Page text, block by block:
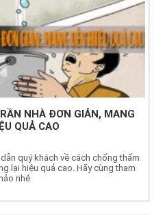
NHÀ ĐƠN GIẢN, MANG
QUẢ CAO
quý khách về cách chống thấm
lại hiệu quả cao. Hãy cùng tham
nhé